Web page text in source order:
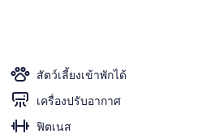
สัตว์เลี้ยงเข้าพักได้
เครื่องปรับอากาศ
ฟิตเนส